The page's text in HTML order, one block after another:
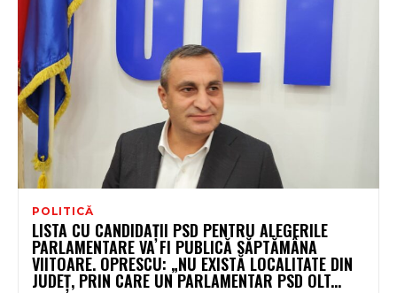
POLITICĂ
LISTA CU CANDIDAȚII PSD PENTRU ALEGERILE
PARLAMENTARE VA FI PUBLICĂ SĂPTĂMÂNA
VIITOARE. OPRESCU: „NU EXISTĂ LOCALITATE DIN
JUDEȚ, PRIN CARE UN PARLAMENTAR PSD OLT...